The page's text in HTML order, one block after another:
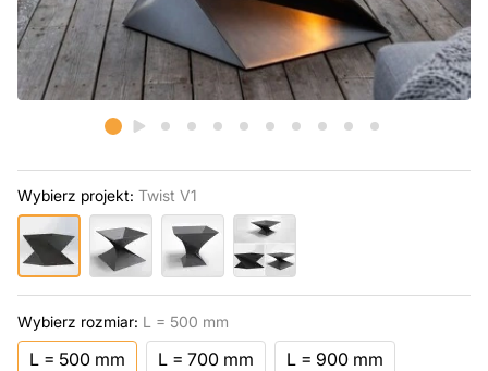
Wybierz projekt: Twist V1
Wybierz rozmiar: L = 500 mm
L = 500 mm L = 700 mm L = 900 mm